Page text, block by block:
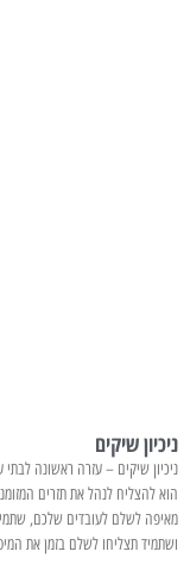
ניכיון שיקים
ניכיון שיקים – עזרה ראשונה
הוא להצליח לנהל את תזרים
מאיפה לשלם לעובדים שלכם,
ושתמיד תצליחו לשלם בזמן את